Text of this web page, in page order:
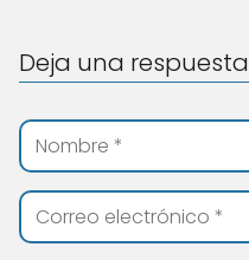
Deja una respuesta